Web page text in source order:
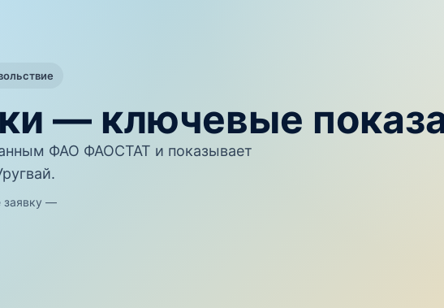
— ключевые
ФАО ФАОСТАТ и показывает
заявку —